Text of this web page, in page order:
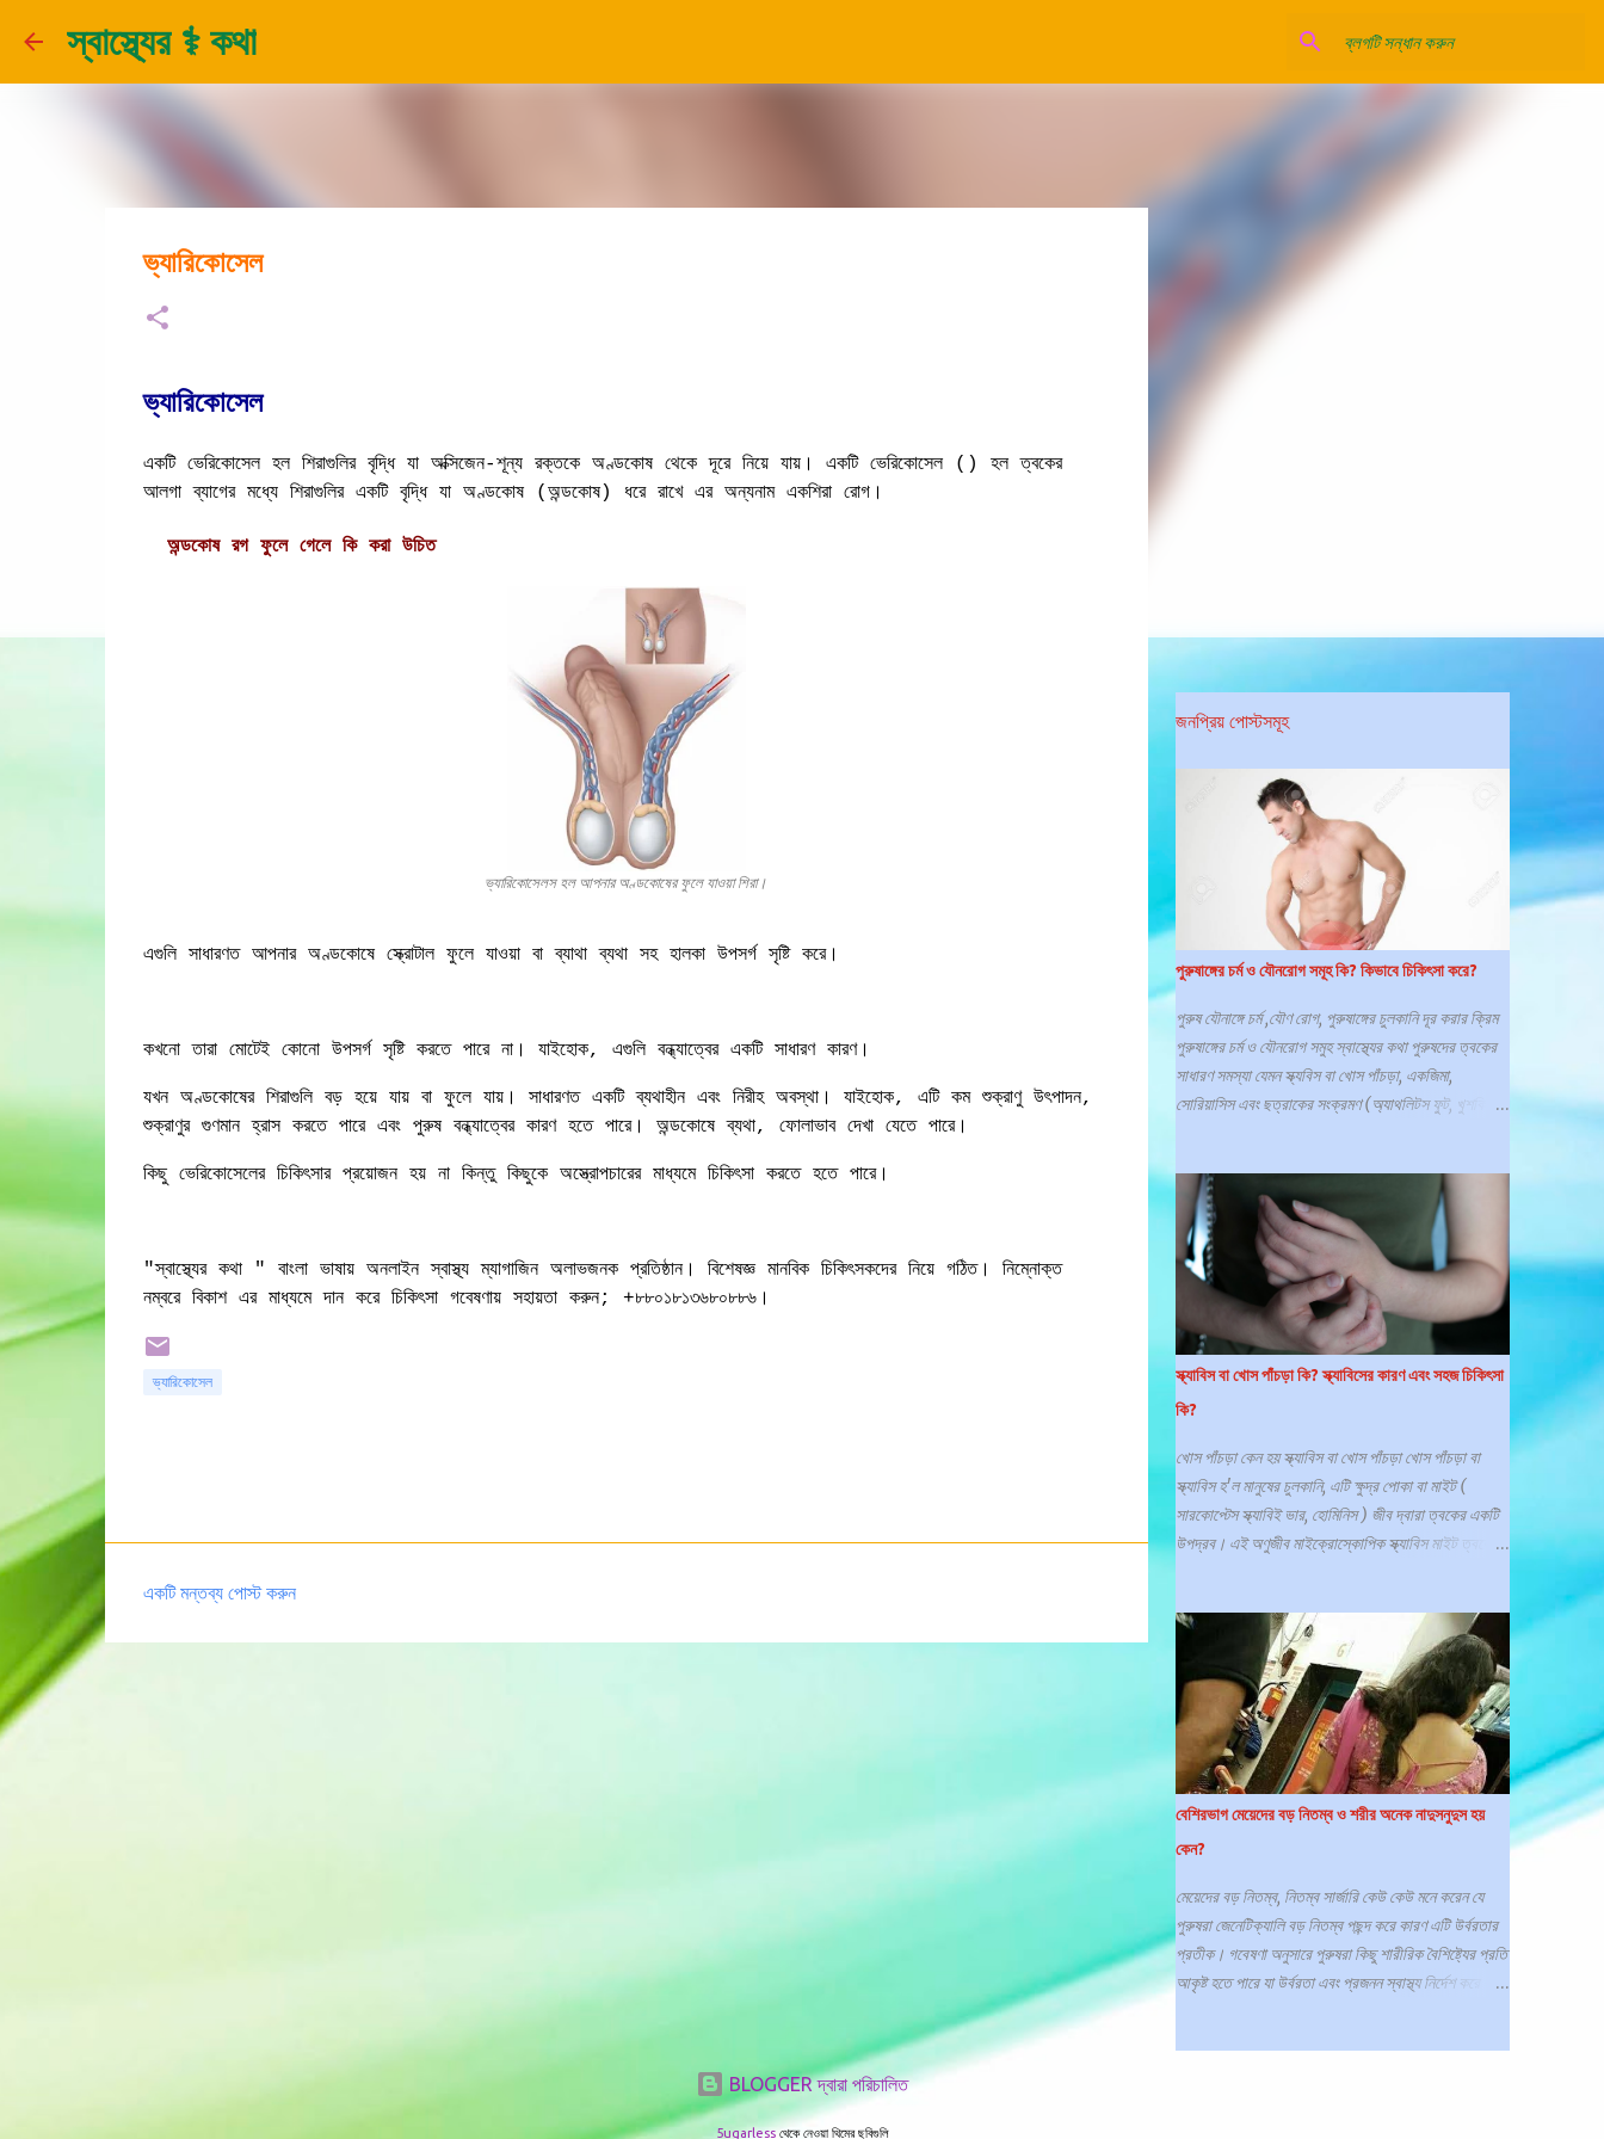
স্বাস্থ্যের ⚕️ কথা
ভ্যারিকোসেল
ভ্যারিকোসেল
একটি ভেরিকোসেল হল শিরাগুলির বৃদ্ধি যা অক্সিজেন-শূন্য রক্তকে অণ্ডকোষ থেকে দূরে নিয়ে যায়। একটি ভেরিকোসেল () হল ত্বকের
আলগা ব্যাগের মধ্যে শিরাগুলির একটি বৃদ্ধি যা অণ্ডকোষ (অন্ডকোষ) ধরে রাখে এর অন্যনাম একশিরা রোগ।
অন্ডকোষ রগ ফুলে গেলে কি করা উচিত
ভ্যারিকোসেলস হল আপনার অণ্ডকোষের ফুলে যাওয়া শিরা।
এগুলি সাধারণত আপনার অণ্ডকোষে স্ক্রোটাল ফুলে যাওয়া বা ব্যাথা ব্যথা সহ হালকা উপসর্গ সৃষ্টি করে।
কখনো তারা মোটেই কোনো উপসর্গ সৃষ্টি করতে পারে না। যাইহোক, এগুলি বন্ধ্যাত্বের একটি সাধারণ কারণ।
যখন অণ্ডকোষের শিরাগুলি বড় হয়ে যায় বা ফুলে যায়। সাধারণত একটি ব্যথাহীন এবং নিরীহ অবস্থা। যাইহোক, এটি কম শুক্রাণু উৎপাদন,
শুক্রাণুর গুণমান হ্রাস করতে পারে এবং পুরুষ বন্ধ্যাত্বের কারণ হতে পারে। অন্ডকোষে ব্যথা, ফোলাভাব দেখা যেতে পারে।
কিছু ভেরিকোসেলের চিকিৎসার প্রয়োজন হয় না কিন্তু কিছুকে অস্ত্রোপচারের মাধ্যমে চিকিৎসা করতে হতে পারে।
"স্বাস্থ্যের কথা " বাংলা ভাষায় অনলাইন স্বাস্থ্য ম্যাগাজিন অলাভজনক প্রতিষ্ঠান। বিশেষজ্ঞ মানবিক চিকিৎসকদের নিয়ে গঠিত। নিম্নোক্ত
নম্বরে বিকাশ এর মাধ্যমে দান করে চিকিৎসা গবেষণায় সহায়তা করুন; +৮৮০১৮১৩৬৮০৮৮৬।
ভ্যারিকোসেল
একটি মন্তব্য পোস্ট করুন
জনপ্রিয় পোস্টসমূহ
পুরুষাঙ্গের চর্ম ও যৌনরোগ সমূহ কি? কিভাবে চিকিৎসা করে?
পুরুষ যৌনাঙ্গে চর্ম ,যৌণ রোগ, পুরুষাঙ্গের চুলকানি দূর করার ক্রিম
পুরুষাঙ্গের চর্ম ও যৌনরোগ সমুহ স্বাস্থ্যের কথা পুরুষদের ত্বকের
সাধারণ সমস্যা যেমন স্ক্যবিস বা খোস পাঁচড়া, একজিমা,
সোরিয়াসিস এবং ছত্রাকের সংক্রমণ (অ্যাথলিটস ফুট, খুশকি)
কাছে যাওয়া প্রয়োজন। পুরুষের যৌনাঙ্গের চামড়া বা ত্বক
সমস্যাগুলির জন্য একটি সাধারণ জায়গা কিন্তু বিব্রত হওয়ার
কারণে বা কোথায় সর্বোত্তম পরামর্শ পাবেন তা না জানার কারণে
প্রায়শই সাহায্য চাইতে বিলম্ব হয়। যৌনাঙ্গের ত্বকের অবস্থা
শরীরের অন্য কোথাও ত্বককে প্রভাবিত করে এমন একটি সাধারণ
ত্বকের অবস্থার অংশ হতে পারে (যেমন সোরিয়াসিস এবং
একজিমা ) বা যৌনাঙ্গের ত্বকের জন্য নির্দিষ্ট হতে পারে (যেমন
লাইকেন স্ক্লেরোসাস)। যৌনাঙ্গের চর্মরোগ বেশিরভাগ ই হলো
একটি সংক্রমন, যা একজন রোগীকে শারীরিক ও মানসিকভাবে
অসুস্থ করে তোলে, যা ধীরে ধীরে একজনের সেক্স আপীল নষ্ট করে
দেয়। ফলে সামাজিক ও পারিবারিক সমস্যা সৃষ্টি হয়। কিছু
শরীরব্যাপী ত্বকের রোগ যা পুরুষাঙ্গ...
স্ক্যাবিস বা খোস পাঁচড়া কি? স্ক্যাবিসের কারণ এবং সহজ চিকিৎসা
কি?
খোস পাঁচড়া কেন হয় স্ক্যাবিস বা খোস পাঁচড়া খোস পাঁচড়া বা
স্ক্যাবিস হ'ল মানুষের চুলকানি, এটি ক্ষুদ্র পোকা বা মাইট (
সারকোপ্টেস স্ক্যাবিই ভার, হোমিনিস ) জীব দ্বারা ত্বকের একটি
উপদ্রব। এই অণুজীব মাইক্রোস্কোপিক স্ক্যাবিস মাইট ত্বকের
মতো ত্বকের ফুসকুড়ি, যা একটি দাগের মতো রেখা মেনে চলে।
স্যানিটাইজার কি স্ক্যাবিস মেরে ফেলতে পারে? গবেষণার ফলাফলে
দেখা গেছে হ্যান্ড স্যানিটাইজার মাইটদের উপর কোন প্রভাব ফেলে
না। এসব পোকা বা মাইটসের বিরুদ্ধে সাবান দিয়ে হাত ধোয়াও
অকার্যকর, এগুলি থেকে মুক্তি পাওয়ার একমাত্র উপায় হল
প্রেসক্রিপশন টপিকাল লোশন বা ট্যাবলেট। স্ক্যাবিস কি?
স্ক্যাবিস হল একটি সংক্রামক ত্বকের রোগ যা ত্বকের নিচে ক্ষুদ্র
ক্ষুদ্র উকুন সদৃশ পরজীবী বা মাইট দ্বারা সৃষ্ট হয়, যার ফলে তীব্র
চুলকানি, ফুসকুড়ি এবং কখনও কখনও গর্ত বা রেখা দেখা দেয়।
এটি ত্বকের সাথে ত্বকের ঘনিষ্ঠ যোগাযোগের মাধ্যমে ছড়িয়ে পড়ে
এবং আক্রান্ত ব্যক্তি এবং তার সমগ্র পরিবারের সদস্যদের জন্য
চিকিৎসার প্র...
বেশিরভাগ মেয়েদের বড় নিতম্ব ও শরীর অনেক নাদুসনুদুস হয়
কেন?
মেয়েদের বড় নিতম্ব, নিতম্ব সার্জারি কেউ কেউ মনে করেন যে
পুরুষরা জেনেটিক্যালি বড় নিতম্ব পছন্দ করে কারণ এটি উর্বরতার
প্রতীক। গবেষণা অনুসারে পুরুষরা কিছু শারীরিক বৈশিষ্ট্যের প্রতি
আকৃষ্ট হতে পারে যা উর্বরতা এবং প্রজনন স্বাস্থ্য নির্দেশ করে -
BLOGGER দ্বারা পরিচালিত
5ugarlessথেকে নেওয়া থিমের ছবিগুলি